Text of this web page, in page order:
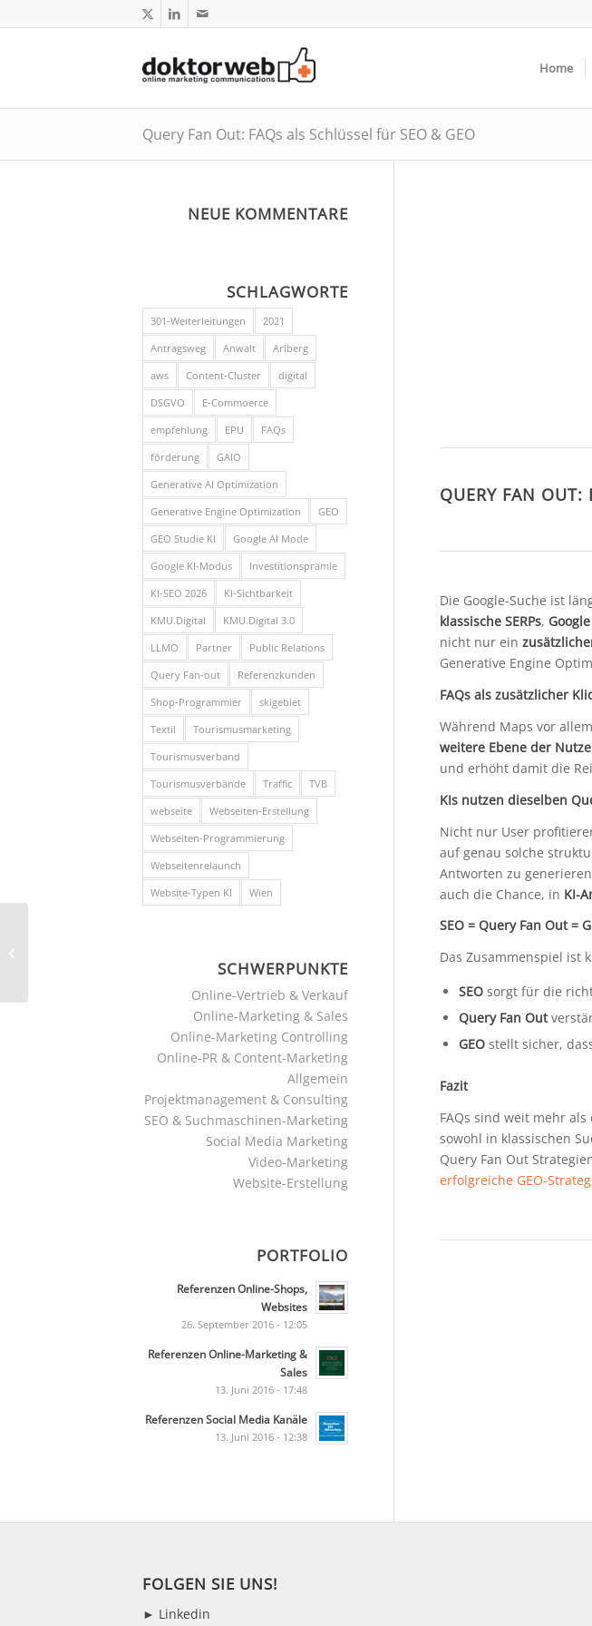
Home
Query Fan Out: FAQs als Schlüssel für SEO & GEO
QUERY FAN OUT:
Die Google-Suche ist
klassische SERPs,
nicht nur ein
Generative Engine
FAQs als zusätzlicher
Während Maps vor
weitere Ebene der
und erhöht damit die
KIs nutzen dieselben
Nicht nur User
auf genau solche
Antworten zu
auch die Chance, in KI-
SEO = Query Fan Out =
Das Zusammenspiel ist
SEO sorgt für die
Query Fan Out
GEO stellt sicher,
Fazit
FAQs sind weit mehr
sowohl in klassischen
Query Fan Out
erfolgreiche GEO-
NEUE KOMMENTARE
SCHLAGWORTE
301-Weiterleitungen
2021
Antragsweg
Anwalt
Arlberg
aws
Content-Cluster
digital
DSGVO
E-Commoerce
empfehlung
EPU
FAQs
förderung
GAIO
Generative AI Optimization
Generative Engine Optimization
GEO
GEO Studie KI
Google AI Mode
Google KI-Modus
Investitionsprämie
KI-SEO 2026
KI-Sichtbarkeit
KMU.Digital
KMU.Digital 3.0
LLMO
Partner
Public Relations
Query Fan-out
Referenzkunden
Shop-Programmier
skigebiet
Textil
Tourismusmarketing
Tourismusverband
Tourismusverbände
Traffic
TVB
webseite
Webseiten-Erstellung
Webseiten-Programmierung
Webseitenrelaunch
Website-Typen KI
Wien
SCHWERPUNKTE
Online-Vertrieb & Verkauf
Online-Marketing & Sales
Online-Marketing Controlling
Online-PR & Content-Marketing
Allgemein
Projektmanagement & Consulting
SEO & Suchmaschinen-Marketing
Social Media Marketing
Video-Marketing
Website-Erstellung
PORTFOLIO
Referenzen Online-Shops,
Websites
26. September 2016 - 12:05
Referenzen Online-Marketing &
Sales
13. Juni 2016 - 17:48
Referenzen Social Media Kanäle
13. Juni 2016 - 12:38
FOLGEN SIE UNS!
► Linkedin